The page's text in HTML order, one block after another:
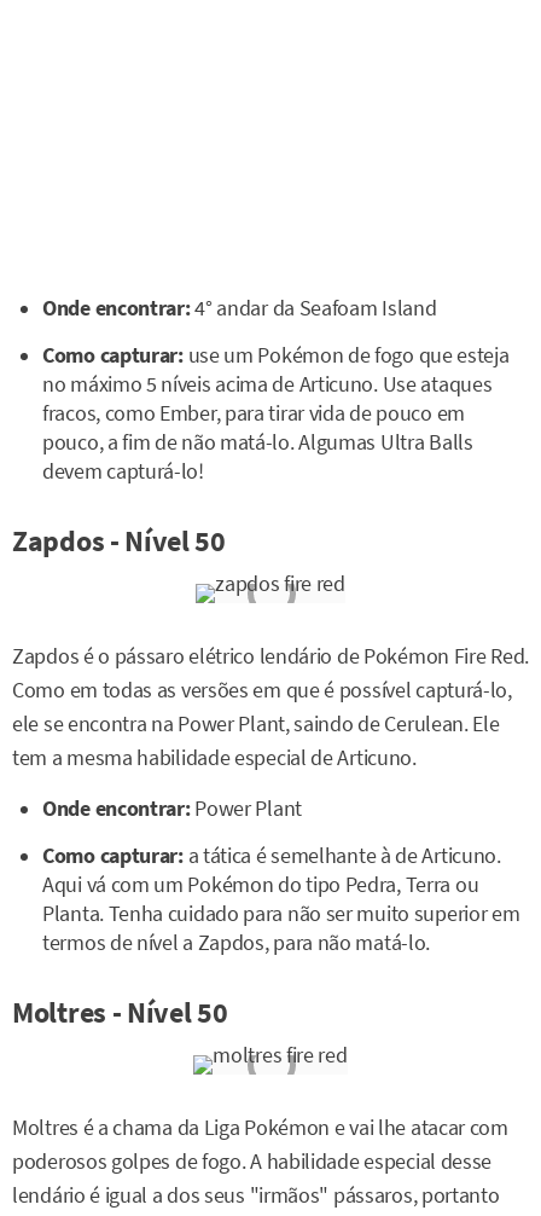
Onde encontrar:4° andar da Seafoam Island
Como capturar: use um Pokémon de fogo que esteja
no máximo 5 níveis acima de Articuno. Use ataques
fracos, como Ember, para tirar vida de pouco em
pouco, a fim de não matá-lo. Algumas Ultra Balls
devem capturá-lo!
Zapdos - Nível 50
Zapdos é o pássaro elétrico lendário de Pokémon Fire Red.
Como em todas as versões em que é possível capturá-lo,
ele se encontra na Power Plant, saindo de Cerulean. Ele
tem a mesma habilidade especial de Articuno.
Onde encontrar:Power Plant
Como capturar:a tática é semelhante à de Articuno.
Aqui vá com um Pokémon do tipo Pedra, Terra ou
Planta. Tenha cuidado para não ser muito superior em
termos de nível a Zapdos, para não matá-lo.
Moltres - Nível 50
Moltres é a chama da Liga Pokémon e vai lhe atacar com
poderosos golpes de fogo. A habilidade especial desse
lendário é igual a dos seus "irmãos" pássaros, portanto